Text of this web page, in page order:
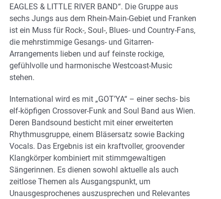
EAGLES & LITTLE RIVER BAND“. Die Gruppe aus
sechs Jungs aus dem Rhein-Main-Gebiet und Franken
ist ein Muss für Rock-, Soul-, Blues- und Country-Fans,
die mehrstimmige Gesangs- und Gitarren-
Arrangements lieben und auf feinste rockige,
gefühlvolle und harmonische Westcoast-Music
stehen.
International wird es mit „GOT’YA“ – einer sechs- bis
elf-köpfigen Crossover-Funk and Soul Band aus Wien.
Deren Bandsound besticht mit einer erweiterten
Rhythmusgruppe, einem Bläsersatz sowie Backing
Vocals. Das Ergebnis ist ein kraftvoller, groovender
Klangkörper kombiniert mit stimmgewaltigen
Sängerinnen. Es dienen sowohl aktuelle als auch
zeitlose Themen als Ausgangspunkt, um
Unausgesprochenes auszusprechen und Relevantes